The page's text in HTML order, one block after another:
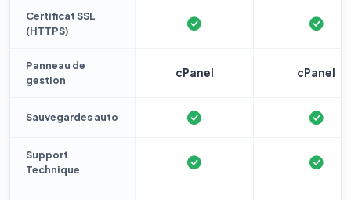
Certificat SSL
(HTTPS)
Panneau de
gestion
cPanel cPanel
Sauvegardes auto
Support
Technique